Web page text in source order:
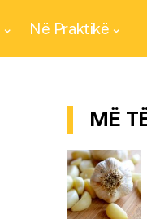
Në Praktikë
MË